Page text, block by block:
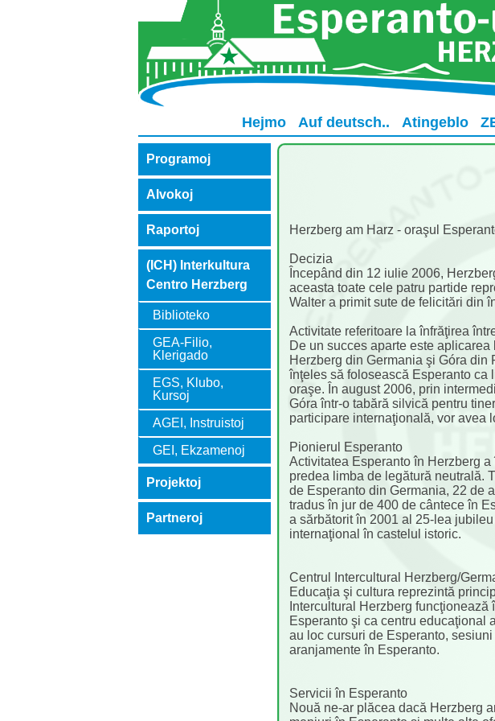
Hejmo Auf deutsch.. Atingeblo
Programoj
Alvokoj
Raportoj
(ICH) Interkultura
Centro Herzberg
Biblioteko
GEA-Filio,
Klerigado
EGS, Klubo,
Kursoj
AGEI, Instruistoj
GEI, Ekzamenoj
Projektoj
Partneroj
Herzberg am Harz - oraşul
Decizia
Începând din 12 iulie 2006,
aceasta toate cele patru partide
Walter a primit sute de felicitări din
Activitate referitoare la înfrăţirea
De un succes aparte este
Herzberg din Germania şi Góra din
înţeles să folosească Esperanto ca
oraşe. În august 2006, prin
Góra într-o tabără silvică pentru
participare internaţională, vor avea
Pionierul Esperanto
Activitatea Esperanto în Herzberg
predea limba de legătură neutrală.
de Esperanto din Germania, 22 de
tradus în jur de 400 de cântece în
a sărbătorit în 2001 al 25-lea
internaţional în castelul istoric.
Centrul Intercultural Herzberg/
Educaţia şi cultura reprezintă
Intercultural Herzberg
Esperanto şi ca centru educaţional
au loc cursuri de Esperanto,
aranjamente în Esperanto.
Servicii în Esperanto
Nouă ne-ar plăcea dacă Herzberg